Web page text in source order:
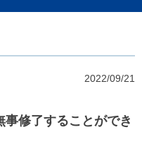
2022/09/21
修了することができ